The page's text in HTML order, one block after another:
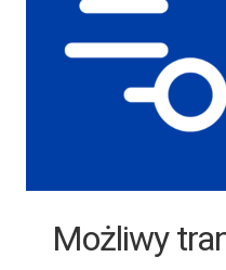
Możliwy